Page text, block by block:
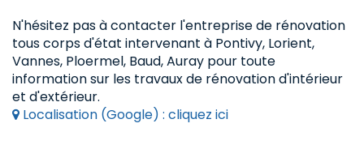
N'hésitez pas à contacter l'entreprise de rénovation
tous corps d'état intervenant à Pontivy, Lorient,
Vannes, Ploermel, Baud, Auray pour toute
information sur les travaux de rénovation d'intérieur
et d'extérieur.
Localisation (Google) : cliquez ici